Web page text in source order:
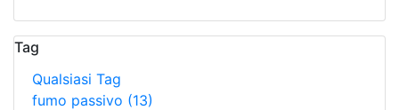
Tag
Qualsiasi Tag
fumo passivo (13)